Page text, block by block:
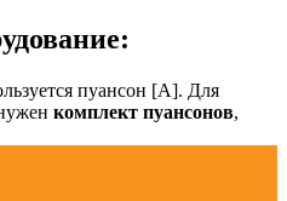
пуансон [А]. Для
комплект пуансонов,